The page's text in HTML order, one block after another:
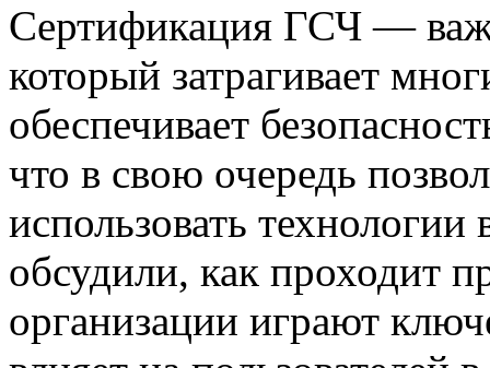
Сертификация ГСЧ —
который затрагивает
обеспечивает
что в свою очередь
использовать
обсудили, как проходит
организации играют